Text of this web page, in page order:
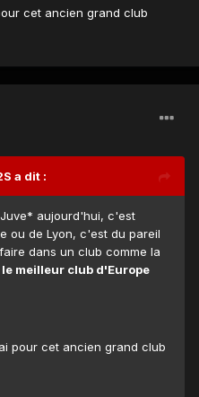
cet ancien grand club
a dit :
aujourd'hui, c'est
ou de Lyon, c'est du pareil
dans un club comme la
meilleur club d'Europe
pour cet ancien grand club